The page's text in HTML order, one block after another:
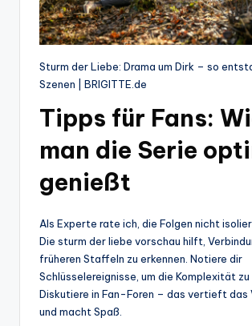
Sturm der Liebe: Drama um Dirk – so
Szenen | BRIGITTE.de
Tipps für Fans:
man die Serie
genießt
Als Experte rate ich, die Folgen nicht
Die sturm der liebe vorschau hilft,
früheren Staffeln zu erkennen. Notiere dir
Schlüsselereignisse, um die Komplexität zu
Diskutiere in Fan-Foren – das vertieft das
und macht Spaß.